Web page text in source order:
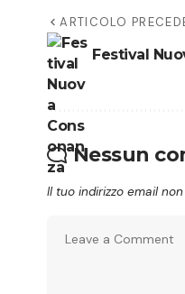
ARTICOLO
Festival
Nessun
Il tuo indirizzo email